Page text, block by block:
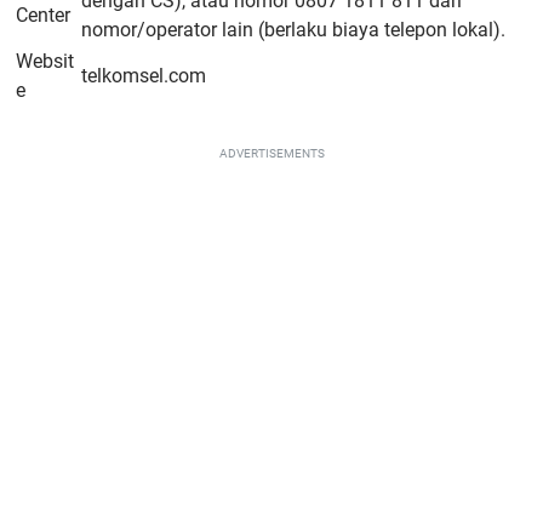
Center
nomor/operator lain (berlaku biaya telepon lokal).
Websit
e
telkomsel.com
ADVERTISEMENTS